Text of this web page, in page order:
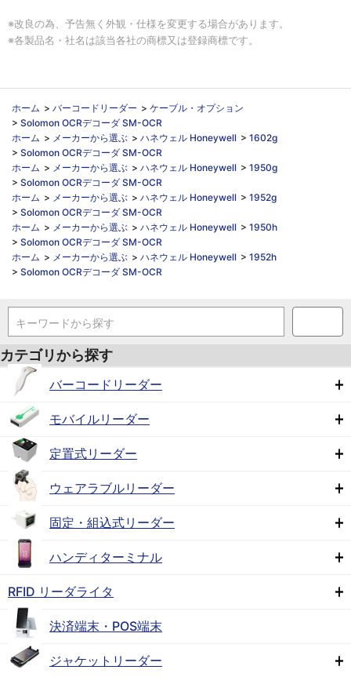
※改良の為、予告無く外観・仕様を変更する場合があります。
※各製品名・社名は該当各社の商標又は登録商標です。
ホーム > バーコードリーダー > ケーブル・オプション
> Solomon OCRデコーダ SM-OCR
ホーム > メーカーから選ぶ > ハネウェル Honeywell > 1602g
> Solomon OCRデコーダ SM-OCR
ホーム > メーカーから選ぶ > ハネウェル Honeywell > 1950g
> Solomon OCRデコーダ SM-OCR
ホーム > メーカーから選ぶ > ハネウェル Honeywell > 1952g
> Solomon OCRデコーダ SM-OCR
ホーム > メーカーから選ぶ > ハネウェル Honeywell > 1950h
> Solomon OCRデコーダ SM-OCR
ホーム > メーカーから選ぶ > ハネウェル Honeywell > 1952h
> Solomon OCRデコーダ SM-OCR
キーワードから探す
カテゴリから探す
バーコードリーダー
モバイルリーダー
定置式リーダー
ウェアラブルリーダー
固定・組込式リーダー
ハンディターミナル
RFID リーダライタ
決済端末・POS端末
ジャケットリーダー